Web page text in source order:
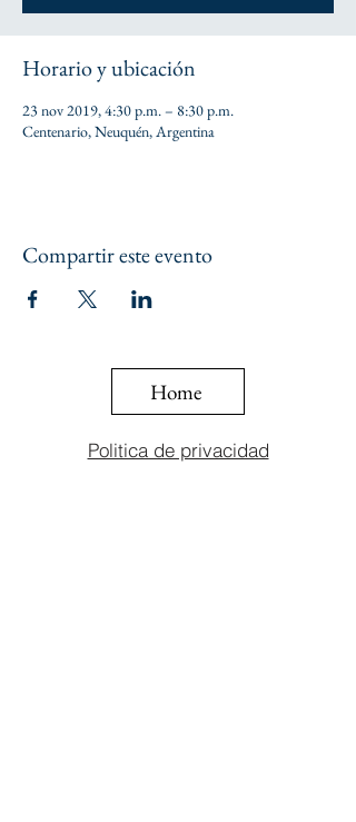
Horario y ubicación
23 nov 2019, 4:30 p.m. – 8:30 p.m.
Centenario, Neuquén, Argentina
Compartir este evento
Home
Politica de privacidad